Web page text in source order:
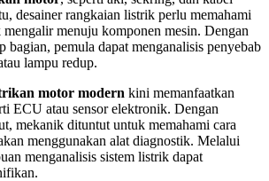
desainer rangkaian listrik perlu memahami
menuju komponen mesin. Dengan
bagian, pemula dapat menganalisis penyebab
lampu redup.
motor modern kini memanfaatkan
ECU atau sensor elektronik. Dengan
mekanik dituntut untuk memahami cara
menggunakan alat diagnostik. Melalui
menganalisis sistem listrik dapat